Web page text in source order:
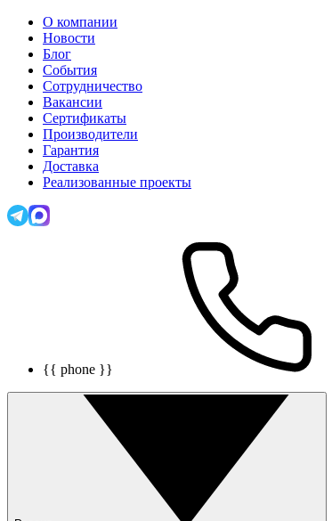
О компании
Новости
Блог
События
Сотрудничество
Вакансии
Сертификаты
Производители
Гарантия
Доставка
Реализованные проекты
{{ phone }}